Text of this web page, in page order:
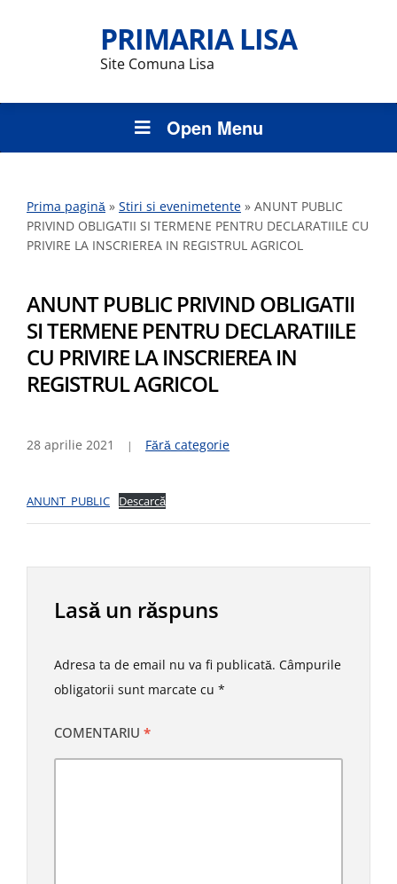
PRIMARIA LISA
Site Comuna Lisa
Open Menu
Prima pagină » Stiri si evenimetente » ANUNT PUBLIC
PRIVIND OBLIGATII SI TERMENE PENTRU DECLARATIILE CU
PRIVIRE LA INSCRIEREA IN REGISTRUL AGRICOL
ANUNT PUBLIC PRIVIND OBLIGATII
SI TERMENE PENTRU DECLARATIILE
CU PRIVIRE LA INSCRIEREA IN
REGISTRUL AGRICOL
28 aprilie 2021 Fără categorie
ANUNT_PUBLIC Descarcă
Lasă un răspuns
Adresa ta de email nu va fi publicată. Câmpurile
obligatorii sunt marcate cu *
COMENTARIU *